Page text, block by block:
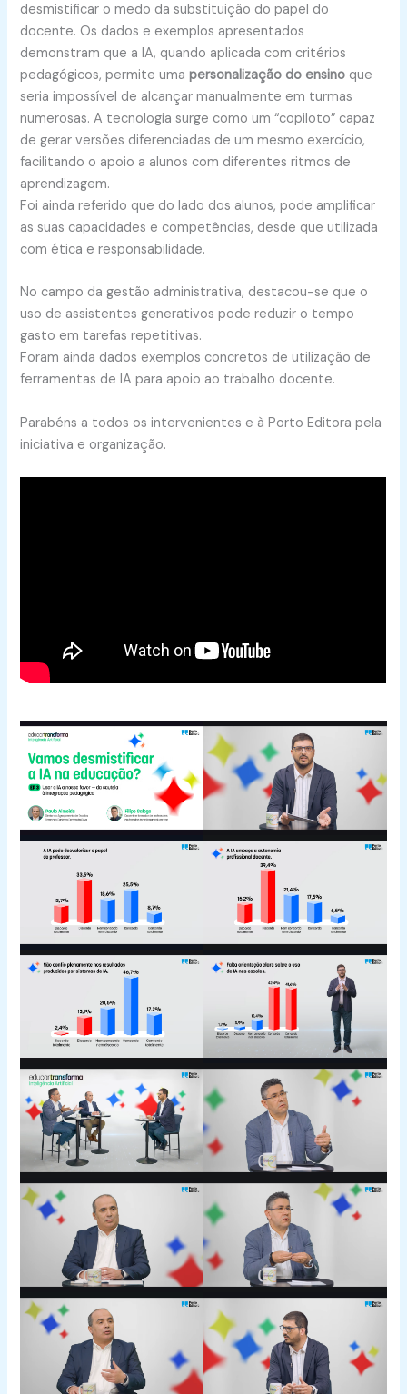
desmistificar o medo da substituição do papel do
docente. Os dados e exemplos apresentados
demonstram que a IA, quando aplicada com critérios
pedagógicos, permite umapersonalização do ensino que
seria impossível de alcançar manualmente em turmas
numerosas. A tecnologia surge como um “copiloto” capaz
de gerar versões diferenciadas de um mesmo exercício,
facilitando o apoio a alunos com diferentes ritmos de
aprendizagem.
Foi ainda referido que do lado dos alunos, pode amplificar
as suas capacidades e competências, desde que utilizada
com ética e responsabilidade.
No campo da gestão administrativa, destacou-se que o
uso de assistentes generativos pode reduzir o tempo
gasto em tarefas repetitivas.
Foram ainda dados exemplos concretos de utilização de
ferramentas de IA para apoio ao trabalho docente.
Parabéns a todos os intervenientes e à Porto Editora pela
iniciativa e organização.